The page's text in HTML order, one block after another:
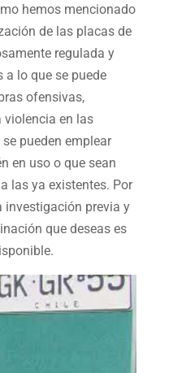
hemos mencionado
de las placas de
regulada y
a lo que se puede
ofensivas,
violencia en las
pueden emplear
en uso o que sean
las ya existentes. Por
investigación previa y
que deseas es